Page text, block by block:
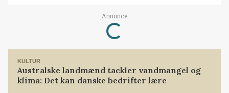
Annonce
Loading...
KULTUR
Australske landmænd tackler vandmangel og
klima: Det kan danske bedrifter lære